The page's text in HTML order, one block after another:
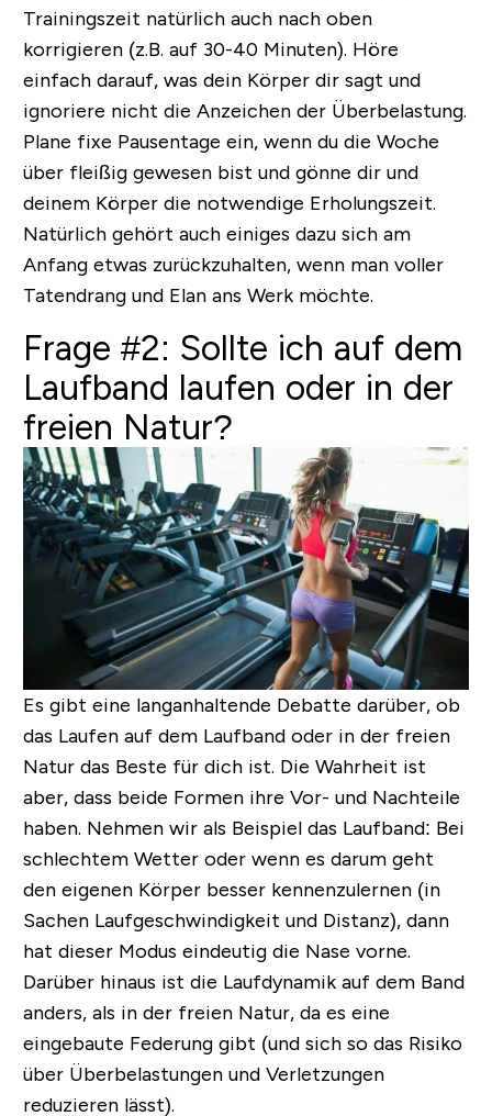
Trainingszeit natürlich auch nach oben
korrigieren (z.B. auf 30-40 Minuten). Höre
einfach darauf, was dein Körper dir sagt und
ignoriere nicht die Anzeichen der Überbelastung.
Plane fixe Pausentage ein, wenn du die Woche
über fleißig gewesen bist und gönne dir und
deinem Körper die notwendige Erholungszeit.
Natürlich gehört auch einiges dazu sich am
Anfang etwas zurückzuhalten, wenn man voller
Tatendrang und Elan ans Werk möchte.
Frage #2: Sollte ich auf dem
Laufband laufen oder in der
freien Natur?
Es gibt eine langanhaltende Debatte darüber, ob
das Laufen auf dem Laufband oder in der freien
Natur das Beste für dich ist. Die Wahrheit ist
aber, dass beide Formen ihre Vor- und Nachteile
haben. Nehmen wir als Beispiel das Laufband: Bei
schlechtem Wetter oder wenn es darum geht
den eigenen Körper besser kennenzulernen (in
Sachen Laufgeschwindigkeit und Distanz), dann
hat dieser Modus eindeutig die Nase vorne.
Darüber hinaus ist die Laufdynamik auf dem Band
anders, als in der freien Natur, da es eine
eingebaute Federung gibt (und sich so das Risiko
über Überbelastungen und Verletzungen
reduzieren lässt).